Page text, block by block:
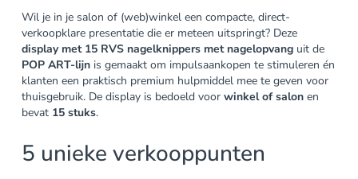
Wil je in je salon of (web)winkel een compacte, direct-
verkoopklare presentatie die er meteen uitspringt? Deze
display met 15 RVS nagelknippers met nagelopvanguit de
POP ART-lijnis gemaakt om impulsaankopen te stimuleren én
klanten een praktisch premium hulpmiddel mee te geven voor
thuisgebruik. De display is bedoeld voor winkel of salonen
bevat 15 stuks.
5 unieke verkooppunten